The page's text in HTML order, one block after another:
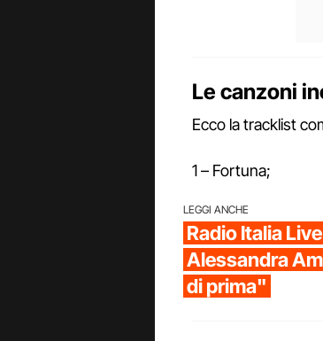
Le canzoni
Ecco la tracklist
1 – Fortuna;
LEGGI ANCHE
Radio Italia
Alessandra
di prima"